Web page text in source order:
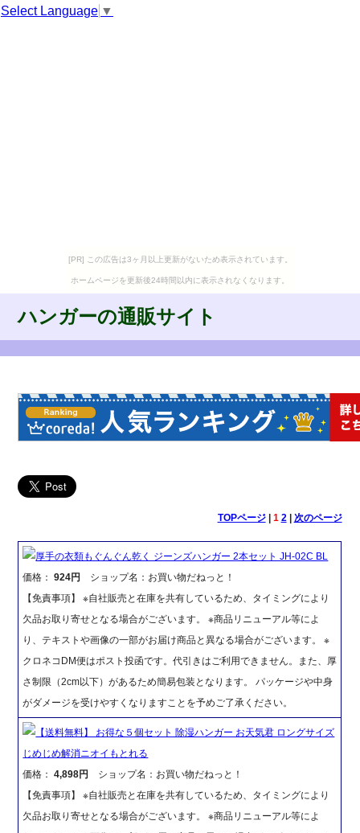
Select Language ▼
[PR] この広告は3ヶ月以上更新がないため表示されています。
ホームページを更新後24時間以内に表示されなくなります。
ハンガーの通販サイト
TOPページ| 1 2| 次のページ
厚手の衣類もぐんぐん乾く ジーンズハンガー 2本セット JH-02C BL
価格：924円
ショップ名：お買い物だねっと！
【免責事項】 ※自社販売と在庫を共有しているため、タイミングにより
欠品お取り寄せとなる場合がございます。 ※商品リニューアル等によ
り、テキストや画像の一部がお届け商品と異なる場合がございます。 ※
クロネコDM便はポスト投函です。代引きはご利用できません。また、厚
さ制限（2cm以下）があるため簡易包装となります。 パッケージや中身
がダメージを受けやすくなりますことを予めご了承ください。
【送料無料】 お得な５個セット 除湿ハンガー お天気君 ロングサイズ
じめじめ解消ニオイもとれる
価格：4,898円
ショップ名：お買い物だねっと！
【免責事項】 ※自社販売と在庫を共有しているため、タイミングにより
欠品お取り寄せとなる場合がございます。 ※商品リニューアル等によ